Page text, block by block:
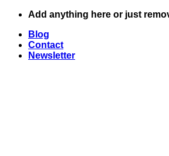
Skip
content
Add anything here or just
Blog
Contact
Newsletter